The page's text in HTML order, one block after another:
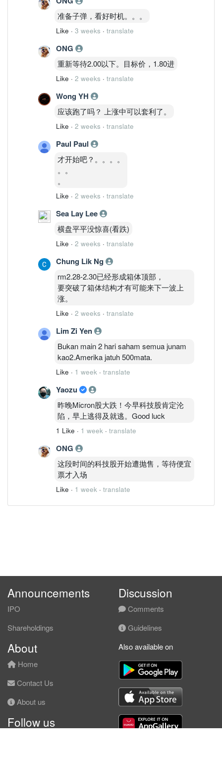
准备子弹，看好时机。。。
Like · 3 weeks · translate
ONG
重新等待2.00以下。目标价，1.80进
Like · 2 weeks · translate
Wong YH
应该跑了吗？ 上涨中可以套利了。
Like · 2 weeks · translate
Paul Paul
才开始吧？。。。。
。。
。
Like · 2 weeks · translate
Sea Lay Lee
横盘平平没惊喜(看跌)
Like · 2 weeks · translate
Chung Lik Ng
rm2.28-2.30已经形成箱体顶部，
要突破了箱体结构才有可能来下一波上
涨。
Like · 2 weeks · translate
Lim Zi Yen
Bukan main 2 hari saham semua junam
kao2.Amerika jatuh 500mata.
Like · 1 week · translate
Yaozu
昨晚Micron股大跌！今早科技股肯定沦
陷，早上逃得及就逃。Good luck
1 Like · 1 week · translate
ONG
这段时间的科技股开始遭抛售，等待便宜
票才入场
Like · 1 week · translate
Announcements
IPO
Shareholdings
Discussion
Comments
Guidelines
About
Home
Contact Us
About us
Follow us
Also available on